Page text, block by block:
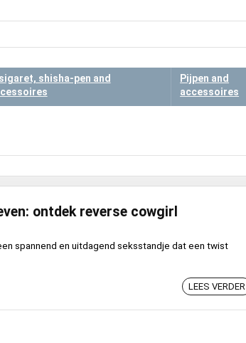
shisha-pen and
Pijpen and
accessoires
ontdek reverse cowgirl
spannend en uitdagend seksstandje dat een twist
LEES VERDER